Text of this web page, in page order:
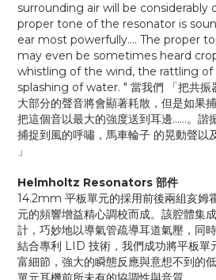
surrounding air will be considerably
proper tone of the resonator is
ear most powerfully…. The proper
may even be sometimes heard
whistling of the wind, the rattling of
splashing of water. " 當我們 「把共振
大部分的聲音將會顯著耗散，但是如果
把這個音以最大的強度送到耳邊……。諧
捕捉到風的呼嘯，馬車輪子 的晃動聲以
」
Helmholtz Resonators 部件
14.2mm 平板單元的採用前後兩組亥姆
元的頻響增益精心調校而成。該腔體集
計，巧妙地以導氣管疏導耳道氣壓，同
結合專利 LID 技術，我們成功將平板單
富細節，強大的瞬態反應與意想不到的